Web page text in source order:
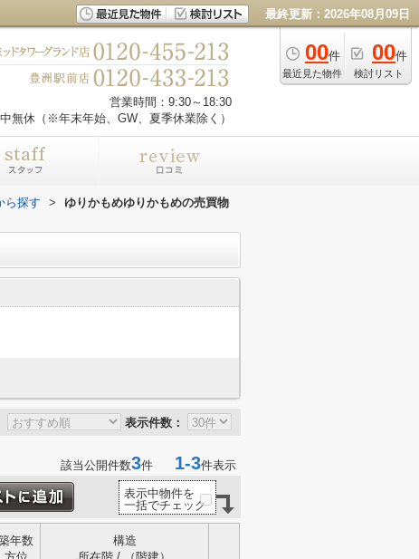
最終更新：2026年08月09日
00件
最近見た物件
00件
検討リスト
営業時間：9:30～18:30
無休（※年末年始、GW、夏季休業除く）
ら探す >
ゆりかもめゆりかもめの売買物
表示件数：
該当公開件数3件 1-3件表示
表示中物件を
一括でチェック
年数
構造